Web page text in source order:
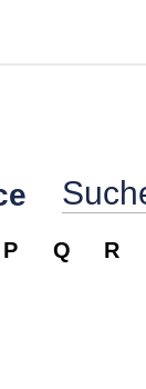
P Q R